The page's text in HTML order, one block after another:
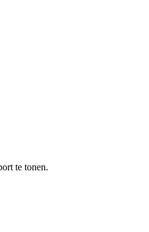
te tonen.